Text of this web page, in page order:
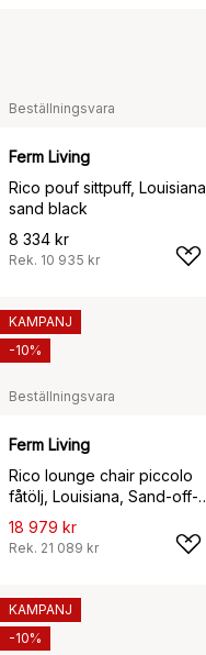
Beställningsvara
Ferm Living
Rico pouf sittpuff, Louisiana
sand black
8 334 kr
Rek. 10 935 kr
Beställningsvara
Ferm Living
Rico lounge chair piccolo
fåtölj, Louisiana, Sand-off-
white
18 979 kr
Rek. 21 089 kr
KAMPANJ
-10%
KAMPANJ
-10%